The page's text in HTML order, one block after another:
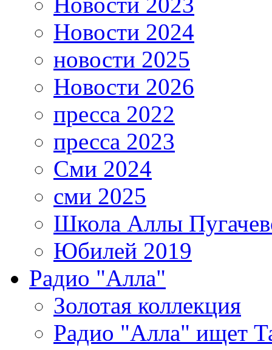
Новости 2024
новости 2025
Новости 2026
пресса 2022
пресса 2023
Сми 2024
сми 2025
Школа Аллы
Юбилей 2019
Радио "Алла"
Золотая коллекция
Радио "Алла" ищет